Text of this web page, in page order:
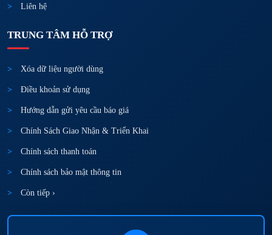
Liên hệ
TRUNG TÂM HỖ TRỢ
Xóa dữ liệu người dùng
Điều khoản sử dụng
Hướng dẫn gửi yêu cầu báo giá
Chính Sách Giao Nhận & Triển Khai
Chính sách thanh toán
Chính sách bảo mật thông tin
Còn tiếp ›